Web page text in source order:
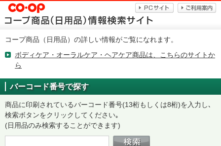
コープ商品（日用品）の詳しい情報がご覧になれます。
ボディケア・オーラルケア・ヘアケア商品は、こちらのサイトか
ら
バーコード番号で探す
商品に印刷されているバーコード番号(13桁もしくは8桁)を入力し､
検索ボタンをクリックしてください｡
(日用品のみ検索することができます)